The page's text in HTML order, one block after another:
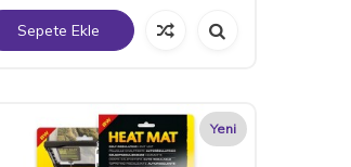
Sepete Ekle
Yeni